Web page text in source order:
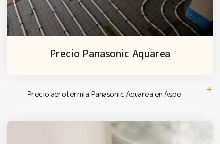
Precio Panasonic Aquarea
Precio aerotermia Panasonic Aquarea en Aspe